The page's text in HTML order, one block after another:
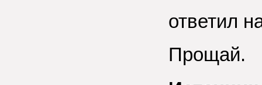
ответил
Прощай.